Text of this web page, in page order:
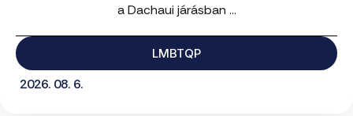
a Dachaui járásban ...
LMBTQP
2026. 08. 6.